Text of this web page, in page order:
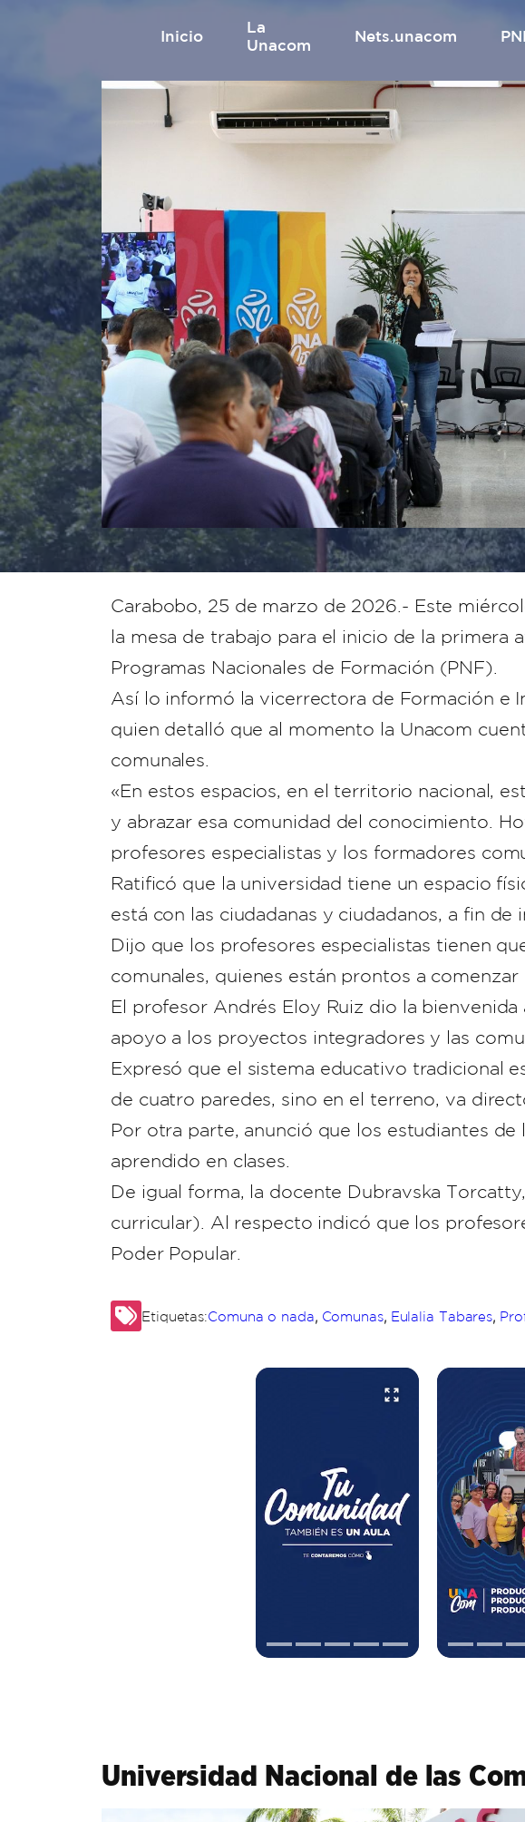
inicio
La
Unacom
nets.unacom
Carabobo, 25 de marzo de 2026.- Este
la mesa de trabajo para el inicio de la primera
Programas Nacionales de Formación (PNF).
Así lo informó la vicerrectora de Formación e
quien detalló que al momento la Unacom
comunales.
«En estos espacios, en el territorio nacional,
y abrazar esa comunidad del conocimiento.
profesores especialistas y los formadores
Ratificó que la universidad tiene un espacio
está con las ciudadanas y ciudadanos, a fin
Dijo que los profesores especialistas tienen
comunales, quienes están prontos a
El profesor Andrés Eloy Ruiz dio la
apoyo a los proyectos integradores y las
Expresó que el sistema educativo tradicional
de cuatro paredes, sino en el terreno, va
Por otra parte, anunció que los estudiantes
aprendido en clases.
De igual forma, la docente Dubravska
curricular). Al respecto indicó que los
Poder Popular.
Etiquetas:Comuna o nada, Comunas, Eulalia Tabares,
Universidad Nacional de las